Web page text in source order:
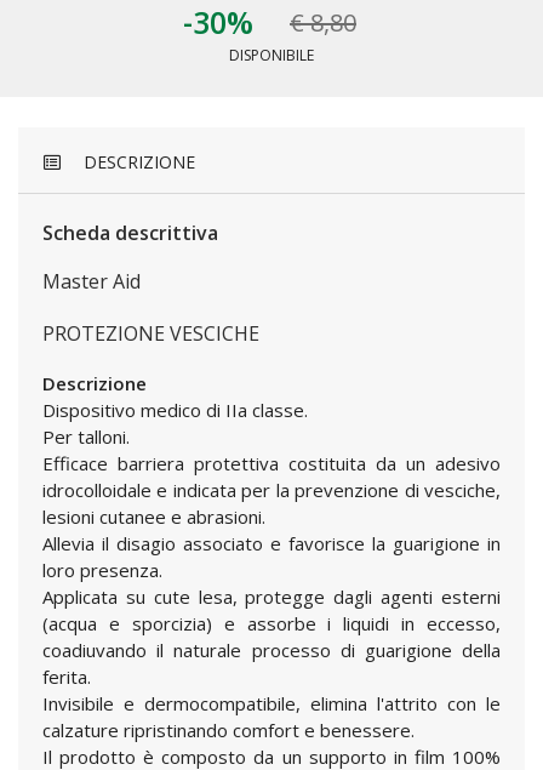
-30% € 8,80
DISPONIBILE
DESCRIZIONE
Scheda descrittiva
Master Aid
PROTEZIONE VESCICHE
Descrizione
Dispositivo medico di IIa classe.
Per talloni.
Efficace barriera protettiva costituita da un adesivo
idrocolloidale e indicata per la prevenzione di vesciche,
lesioni cutanee e abrasioni.
Allevia il disagio associato e favorisce la guarigione in
loro presenza.
Applicata su cute lesa, protegge dagli agenti esterni
(acqua e sporcizia) e assorbe i liquidi in eccesso,
coadiuvando il naturale processo di guarigione della
ferita.
Invisibile e dermocompatibile, elimina l'attrito con le
calzature ripristinando comfort e benessere.
Il prodotto è composto da un supporto in film 100%